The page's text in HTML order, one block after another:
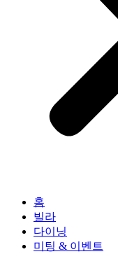
홈
빌라
다이닝
미팅 & 이벤트